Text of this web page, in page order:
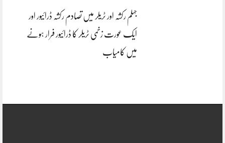
جہلم رکشہ اور ٹریلر میں تصادم رکشہ ڈرائیور اور
ایک عورت زخمی ٹریلر کا ڈرائیور فرار ہونے
میں کامیاب